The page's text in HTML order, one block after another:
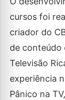
cursos foi
criador do
de conteúdo
Televisão
experiência
Pânico na